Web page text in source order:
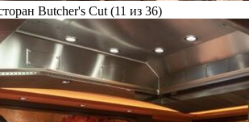
Butcher's Cut (11 из 36)